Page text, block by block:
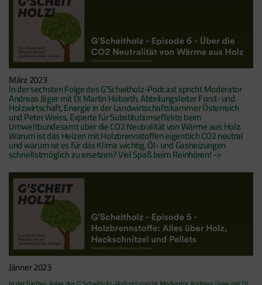
März 2023
In der sechsten Folge des G’Scheitholz-Podcast spricht Moderator
Andreas Jäger mit DI Martin Höbarth, Abteilungsleiter Forst- und
Holzwirtschaft, Energie in der Landwirtschaftskammer Österreich
und Peter Weiss, Experte für Substitutionseffekte beim
Umweltbundesamt über die CO2 Neutralität von Wärme aus Holz.
Warum ist das Heizen mit Holzbrennstoffen eigentlich CO2 neutral
und warum ist es für das Klima wichtig, Öl- und Gasheizungen
schnellstmöglich zu ersetzen? Viel Spaß beim Reinhören! ->
Jänner 2023